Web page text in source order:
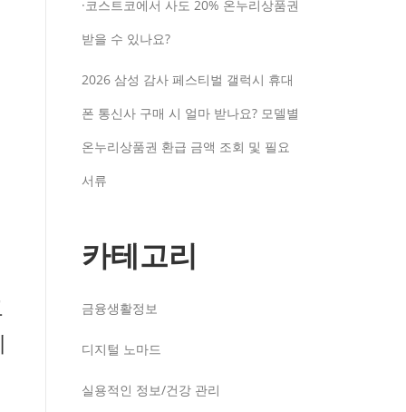
·코스트코에서 사도 20% 온누리상품권
받을 수 있나요?
2026 삼성 감사 페스티벌 갤럭시 휴대
폰 통신사 구매 시 얼마 받나요? 모델별
온누리상품권 환급 금액 조회 및 필요
서류
카테고리
금융생활정보
디지털 노마드
실용적인 정보/건강 관리